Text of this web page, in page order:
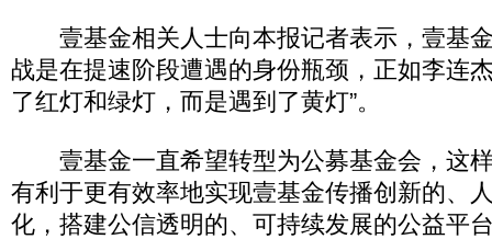
壹基金相关人士向本报记者表示，壹基
战是在提速阶段遭遇的身份瓶颈，正如李连
了红灯和绿灯，而是遇到了黄灯”。
壹基金一直希望转型为公募基金会，这
有利于更有效率地实现壹基金传播创新的、
化，搭建公信透明的、可持续发展的公益平